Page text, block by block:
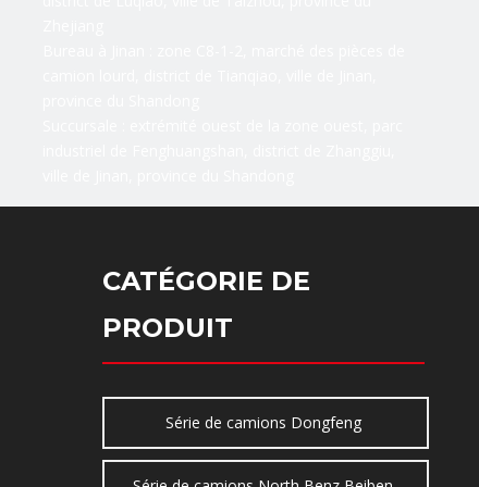
CATÉGORIE DE
PRODUIT
Série de camions Dongfeng